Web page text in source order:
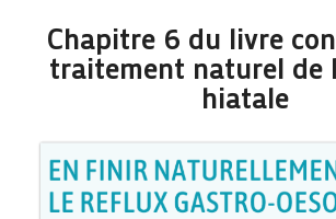
Chapitre 6 du livre
traitement naturel de
hiatale